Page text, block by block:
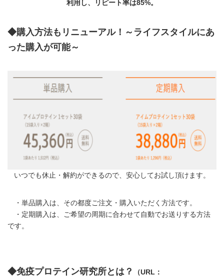
利用し、リピート率は85%。
◆購入方法もリニューアル！～ライフスタイルにあ
った購入が可能～
いつでも休止・解約ができるので、安心してお試し頂けます。
・単品購入は、その都度ご注文・購入いただく方法です。
・定期購入は、ご希望の周期に合わせて自動でお送りする方法
です。
◆免疫プロテイン研究所とは？
（URL：